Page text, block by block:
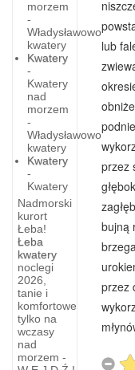
morzem
-
Władysławowo
kwatery
Kwatery
-
Kwatery
nad
morzem
-
Władysławowo
kwatery
Kwatery
-
Kwatery
Nadmorski
kurort
Łeba!
Łeba
kwatery
noclegi
2026,
tanie i
komfortowe
tylko na
wczasy
nad
morzem -
Ustrój
Społeczno-
Polityczny
USTRÓJ
SPOŁECZNO-
lub
przez
bujną
przez